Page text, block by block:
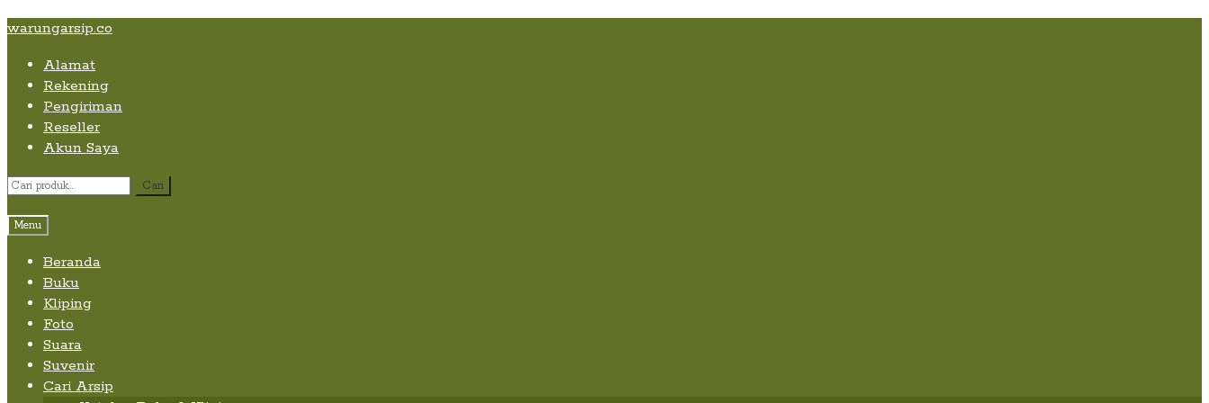
Skip
content
Skip
navigation
Skip
content
warungarsip.co
Alamat
Rekening
Pengiriman
Reseller
Akun Saya
Pencarian
Cari
Menu
Beranda
Buku
Kliping
Foto
Suara
Suvenir
Cari Arsip